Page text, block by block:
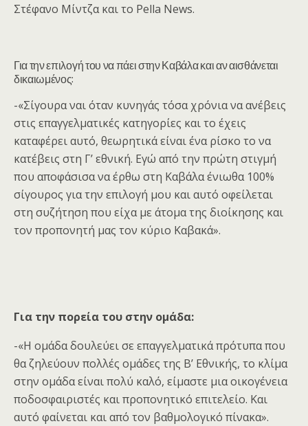
Στέφανο Μίντζα και το Pella News.
Για την επιλογή του να πάει στην Καβάλα και αν αισθάνεται
δικαιωμένος:
-«Σίγουρα ναι όταν κυνηγάς τόσα χρόνια να ανέβεις
στις επαγγελματικές κατηγορίες και το έχεις
καταφέρει αυτό, θεωρητικά είναι ένα ρίσκο το να
κατέβεις στη Γ’ εθνική. Εγώ από την πρώτη στιγμή
που αποφάσισα να έρθω στη Καβάλα ένιωθα 100%
σίγουρος για την επιλογή μου και αυτό οφείλεται
στη συζήτηση που είχα με άτομα της διοίκησης και
τον προπονητή μας τον κύριο Καβακά».
Για την πορεία του στην ομάδα:
-«Η ομάδα δουλεύει σε επαγγελματικά πρότυπα που
θα ζηλεύουν πολλές ομάδες της Β’ Εθνικής, το κλίμα
στην ομάδα είναι πολύ καλό, είμαστε μια οικογένεια
ποδοσφαιριστές και προπονητικό επιτελείο. Και
αυτό φαίνεται και από τον βαθμολογικό πίνακα».